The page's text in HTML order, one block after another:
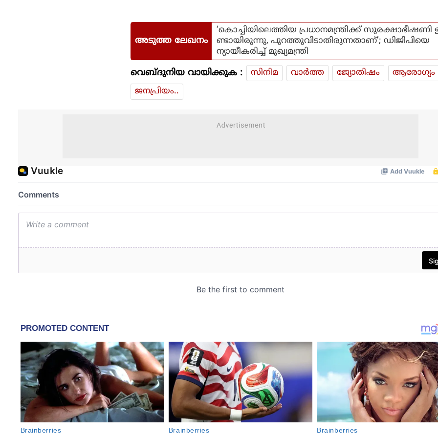
അടുത്ത ലേഖനം
‘കൊച്ചിയിലെത്തിയ പ്രധാനമന്ത്രിക്ക് സുരക്ഷാഭീഷണി
ണ്ടായിരുന്നു, പുറത്തുവിടാതിരുന്നതാണ്’; ഡിജിപിയെ
ന്യായീകരിച്ച് മുഖ്യമന്ത്രി
വെബ്ദുനിയ വായിക്കുക : സിനിമ വാര്‍ത്ത ജ്യോതിഷം
ആരോഗ്യം
ജനപ്രിയം..